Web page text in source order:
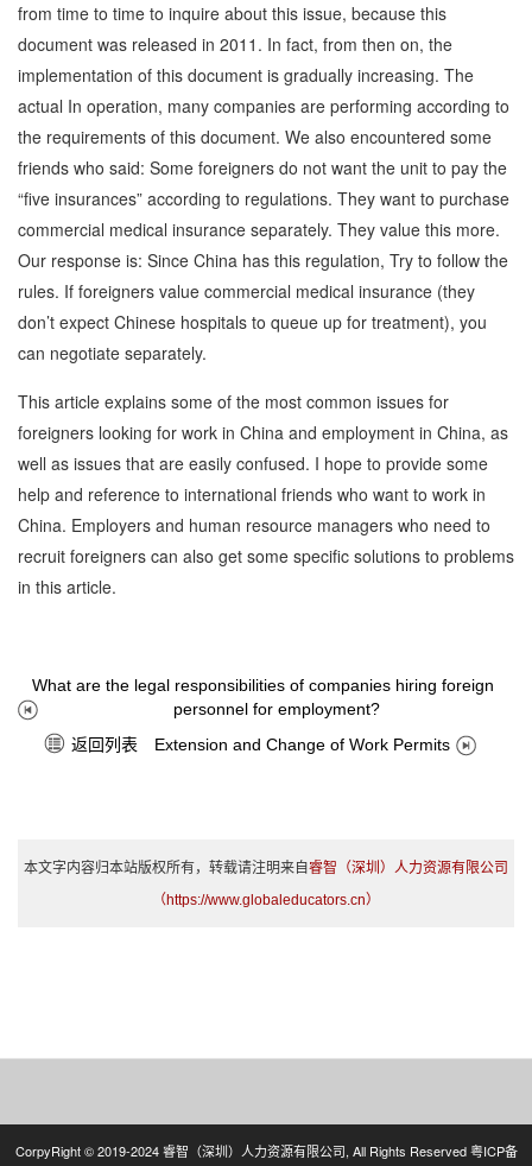
from time to time to inquire about this issue, because this
document was released in 2011. In fact, from then on, the
implementation of this document is gradually increasing. The
actual In operation, many companies are performing according to
the requirements of this document. We also encountered some
friends who said: Some foreigners do not want the unit to pay the
“five insurances” according to regulations. They want to purchase
commercial medical insurance separately. They value this more.
Our response is: Since China has this regulation, Try to follow the
rules. If foreigners value commercial medical insurance (they
don’t expect Chinese hospitals to queue up for treatment), you
can negotiate separately.
This article explains some of the most common issues for
foreigners looking for work in China and employment in China, as
well as issues that are easily confused. I hope to provide some
help and reference to international friends who want to work in
China. Employers and human resource managers who need to
recruit foreigners can also get some specific solutions to problems
in this article.
What are the legal responsibilities of companies hiring foreign
personnel for employment?
返回列表 Extension and Change of Work Permits
本文字内容归本站版权所有，转载请注明来自睿智（深圳）人力资源有限公司
（https://www.globaleducators.cn）
CorpyRight © 2019-2024 睿智（深圳）人力资源有限公司, All Rights Reserved粤ICP备